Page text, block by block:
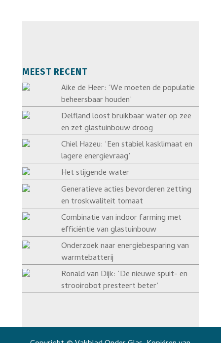
MEEST RECENT
Aike de Heer: ‘We moeten de populatie
beheersbaar houden’
Delfland loost bruikbaar water op zee
en zet glastuinbouw droog
Chiel Hazeu: ‘Een stabiel kasklimaat en
lagere energievraag’
Het stijgende water
Generatieve acties bevorderen zetting
en troskwaliteit tomaat
Combinatie van indoor farming met
efficiëntie van glastuinbouw
Onderzoek naar energiebesparing van
warmtebatterij
Ronald van Dijk: ‘De nieuwe spuit- en
strooirobot presteert beter’